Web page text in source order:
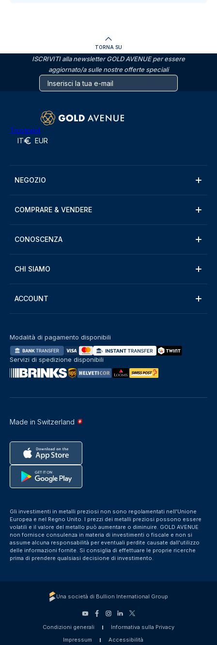
TORNA SU
ISCRIVITI alla newsletter GOLD AVENUE per essere
aggiornato/a sulle nostre offerte speciali
Trustpilot
IT EUR
NEGOZIO
COMPRARE & VENDERE
CONOSCENZA
CHI SIAMO
ACCOUNT
Made in Switzerland
Modalità di pagamento disponibili
Servizi di spedizione disponibili
Gli investimenti in metalli preziosi non sono regolamentati nell'Unione
Europea e nel Regno Unito. I prezzi dei metalli preziosi possono essere
volatili e il valore del metallo può aumentare o diminuire. GOLD AVENUE
non fornisce consulenza in materia di investimenti o fiscale e non si
assume alcuna responsabilità per eventuali perdite causate dall'utilizzo
delle informazioni fornite. Si consiglia di effettuare le proprie ricerche
prima di prendere qualsiasi decisione di investimento.
Una società di Bullion International Group
Condizioni generali
Informativa sulla Privacy
Impressum
Accessibilità